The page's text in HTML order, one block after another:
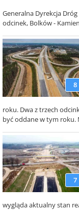
Generalna Dyrekcja
odcinek, Bolków -
8
roku. Dwa z trzech
być oddane w tym roku.
7
wygląda aktualny stan